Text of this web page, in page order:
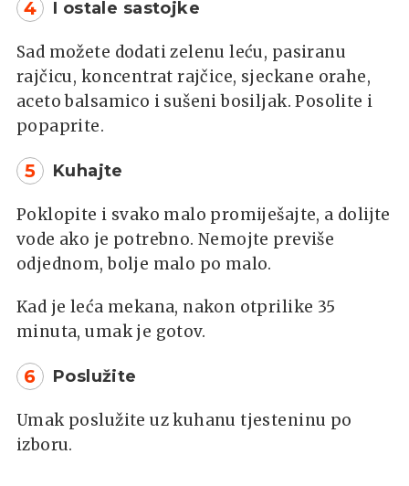
4 I ostale sastojke
Sad možete dodati zelenu leću, pasiranu
rajčicu, koncentrat rajčice, sjeckane orahe,
aceto balsamico i sušeni bosiljak. Posolite i
popaprite.
5 Kuhajte
Poklopite i svako malo promiješajte, a dolijte
vode ako je potrebno. Nemojte previše
odjednom, bolje malo po malo.
Kad je leća mekana, nakon otprilike 35
minuta, umak je gotov.
6 Poslužite
Umak poslužite uz kuhanu tjesteninu po
izboru.